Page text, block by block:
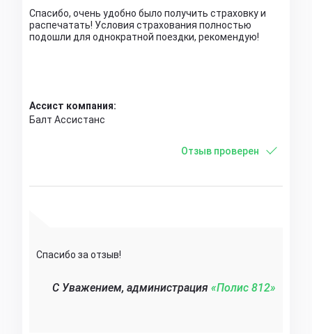
Спасибо, очень удобно было получить страховку и
распечатать! Условия страхования полностью
подошли для однократной поездки, рекомендую!
Ассист компания:
Балт Ассистанс
Отзыв проверен
Спасибо за отзыв!
C Уважением, администрация «Полис 812»‎